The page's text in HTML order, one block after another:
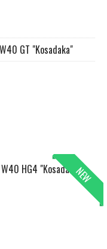
GT "Kosadaka"
NEW